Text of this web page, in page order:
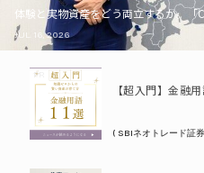
体験と実物資産をどう両立するか。「
JUL. 16, 2026
PR
( SBIネオトレード証